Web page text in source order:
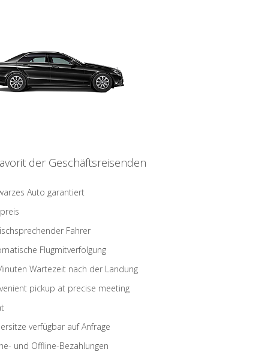
der Geschäftsreisenden
Auto garantiert
Fahrer
Flugmitverfolgung
Wartezeit nach der Landung
pickup at precise meeting
verfügbar auf Anfrage
und Offline-Bezahlungen